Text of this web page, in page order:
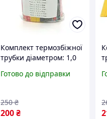
Комплект термозбіжної
трубки діаметром: 1,0
мм, 6,0 мм, 8.0 мм, 10.0
від -50 ° C до
Готово до відправки
200₴
250 ₴